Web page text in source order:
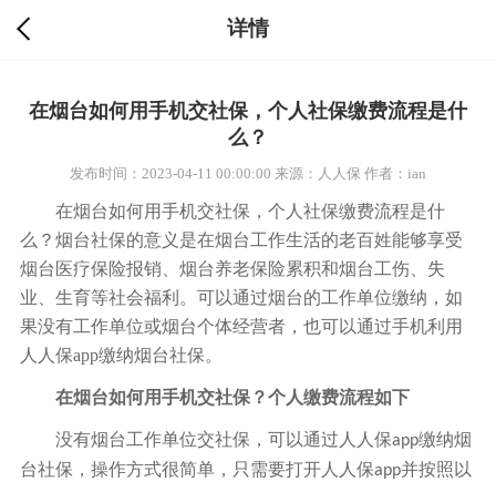
详情
在烟台如何用手机交社保，个人社保缴费流程是什
么？
发布时间：2023-04-11 00:00:00 来源：人人保 作者：ian
在烟台如何用手机交社保，个人社保缴费流程是什
么？烟台社保的意义是在烟台工作生活的老百姓能够享受
烟台医疗保险报销、烟台养老保险累积和烟台工伤、失
业、生育等社会福利。可以通过烟台的工作单位缴纳，如
果没有工作单位或烟台个体经营者，也可以通过手机利用
人人保app缴纳烟台社保。
在烟台如何用手机交社保？个人缴费流程如下
没有烟台工作单位交社保，可以通过人人保app缴纳烟
台社保，操作方式很简单，只需要打开人人保app并按照以